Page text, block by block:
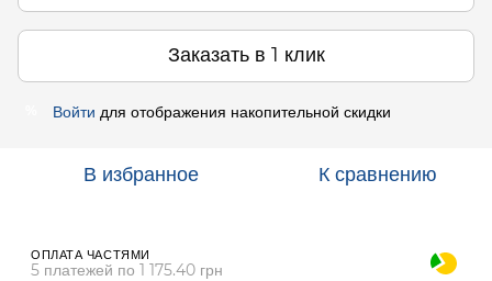
Заказать в 1 клик
Войти для отображения накопительной скидки
В избранное К сравнению
ОПЛАТА ЧАСТЯМИ
5 платежей по 1 175.40 грн